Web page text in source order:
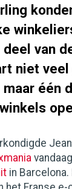
van
niet veel
één
in